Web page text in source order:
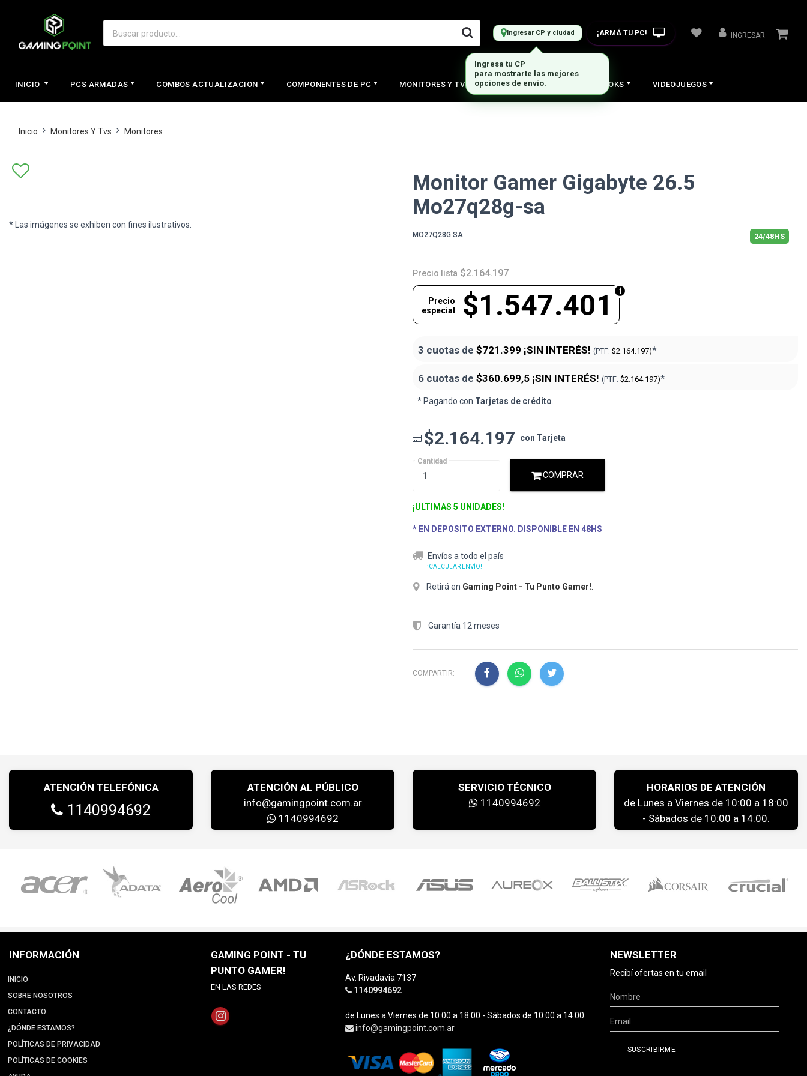
Ingresar CP y ciudad ¡ARMÁ TU PC! INGRESAR
INICIO PCS ARMADAS COMBOS ACTUALIZACION COMPONENTES DE PC MONITORES Y TVS PERIFERICOS NOTEBOOKS VIDEOJUEGOS
Inicio Monitores Y Tvs Monitores
* Las imágenes se exhiben con fines ilustrativos.
Monitor Gamer Gigabyte 26.5
Mo27q28g-sa
MO27Q28G SA 24/48HS
Precio lista $2.164.197
$1.547.401
Precio
especial
3 cuotas de $721.399 ¡SIN INTERÉS! (PTF: $2.164.197)*
6 cuotas de $360.699,5 ¡SIN INTERÉS! (PTF: $2.164.197)*
* Pagando con Tarjetas de crédito
$2.164.197 con Tarjeta
Cantidad
COMPRAR
¡ULTIMAS 5 UNIDADES!
* EN DEPOSITO EXTERNO. DISPONIBLE EN 48HS
Envíos a todo el país
¡CALCULAR ENVÍO!
Retirá en Gaming Point - Tu Punto Gamer!
Garantía 12 meses
COMPARTIR:
ATENCIÓN TELEFÓNICA
1140994692
ATENCIÓN AL PÚBLICO
info@gamingpoint.com.ar
1140994692
SERVICIO TÉCNICO
1140994692
HORARIOS DE ATENCIÓN
de Lunes a Viernes de 10:00 a 18:00
- Sábados de 10:00 a 14:00.
INFORMACIÓN
INICIO
SOBRE NOSOTROS
CONTACTO
¿DÓNDE ESTAMOS?
POLÍTICAS DE PRIVACIDAD
POLÍTICAS DE COOKIES
GAMING POINT - TU
PUNTO GAMER!
EN LAS REDES
¿DÓNDE ESTAMOS?
Av. Rivadavia 7137
1140994692
de Lunes a Viernes de 10:00 a 18:00 - Sábados de 10:00 a 14:00.
info@gamingpoint.com.ar
NEWSLETTER
Recibí ofertas en tu email
Ingresa tu CP
para mostrarte las mejores
opciones de envío.